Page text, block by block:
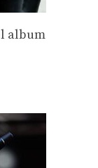
album